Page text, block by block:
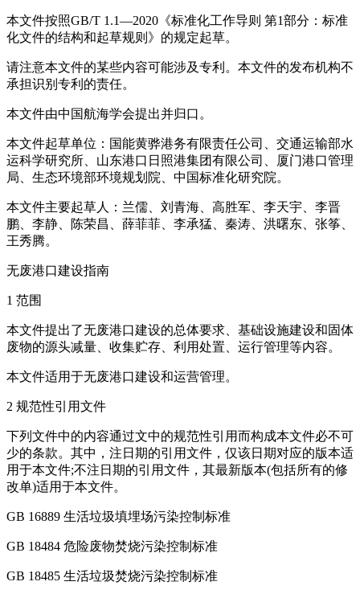
本文件按照GB/T 1.1—2020《标准化工作导则 第1部分：标准
化文件的结构和起草规则》的规定起草。
请注意本文件的某些内容可能涉及专利。本文件的发布机构不
承担识别专利的责任。
本文件由中国航海学会提出并归口。
本文件起草单位：国能黄骅港务有限责任公司、交通运输部水
运科学研究所、山东港口日照港集团有限公司、厦门港口管理
局、生态环境部环境规划院、中国标准化研究院。
本文件主要起草人：兰儒、刘青海、高胜军、李天宇、李晋
鹏、李静、陈荣昌、薛菲菲、李承猛、秦涛、洪曙东、张筝、
王秀腾。
无废港口建设指南
1 范围
本文件提出了无废港口建设的总体要求、基础设施建设和固体
废物的源头减量、收集贮存、利用处置、运行管理等内容。
本文件适用于无废港口建设和运营管理。
2 规范性引用文件
下列文件中的内容通过文中的规范性引用而构成本文件必不可
少的条款。其中，注日期的引用文件，仅该日期对应的版本适
用于本文件;不注日期的引用文件，其最新版本(包括所有的修
改单)适用于本文件。
GB 16889 生活垃圾填埋场污染控制标准
GB 18484 危险废物焚烧污染控制标准
GB 18485 生活垃圾焚烧污染控制标准